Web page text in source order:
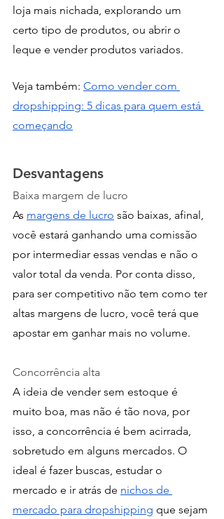
loja mais nichada, explorando um
certo tipo de produtos, ou abrir o
leque e vender produtos variados.
Veja também: Como vender com
dropshipping: 5 dicas para quem está
começando
Desvantagens
Baixa margem de lucro
As margens de lucro são baixas, afinal,
você estará ganhando uma comissão
por intermediar essas vendas e não o
valor total da venda. Por conta disso,
para ser competitivo não tem como ter
altas margens de lucro, você terá que
apostar em ganhar mais no volume.
Concorrência alta
A ideia de vender sem estoque é
muito boa, mas não é tão nova, por
isso, a concorrência é bem acirrada,
sobretudo em alguns mercados. O
ideal é fazer buscas, estudar o
mercado e ir atrás de nichos de
mercado para dropshipping que sejam